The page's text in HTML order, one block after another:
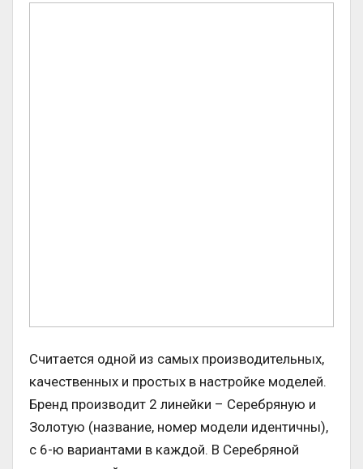
Считается одной из самых производительных,
качественных и простых в настройке моделей.
Бренд производит 2 линейки – Серебряную и
Золотую (название, номер модели идентичны),
с 6-ю вариантами в каждой. В Серебряной